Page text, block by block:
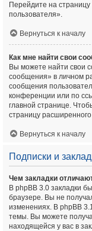
Перейдите на
пользователя».
Вернуться к началу
Как мне найти свои
Вы можете найти свои
сообщения» в личном
сообщения
конференции или по
главной странице.
страницу
Вернуться к началу
Подписки и
Чем закладки
В phpBB 3.0 закладки
браузере. Вы не
изменениях. В phpBB
темы. Вы можете
находящейся у вас в